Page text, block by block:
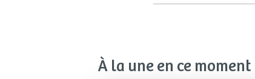
À la une en ce moment